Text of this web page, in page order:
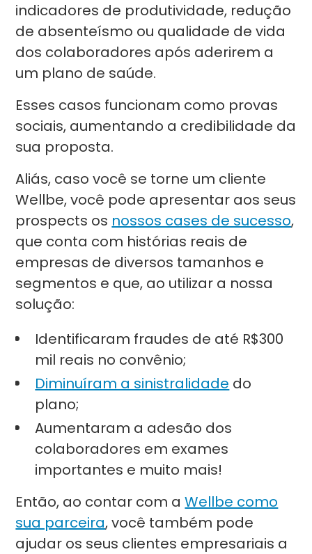
indicadores de produtividade, redução
de absenteísmo ou qualidade de vida
dos colaboradores após aderirem a
um plano de saúde.
Esses casos funcionam como provas
sociais, aumentando a credibilidade da
sua proposta.
Aliás, caso você se torne um cliente
Wellbe, você pode apresentar aos seus
prospects os nossos cases de sucesso,
que conta com histórias reais de
empresas de diversos tamanhos e
segmentos e que, ao utilizar a nossa
solução:
Identificaram fraudes de até R$300
mil reais no convênio;
Diminuíram a sinistralidade do
plano;
Aumentaram a adesão dos
colaboradores em exames
importantes e muito mais!
Então, ao contar com aWellbe como
sua parceira, você também pode
ajudar os seus clientes empresariais a